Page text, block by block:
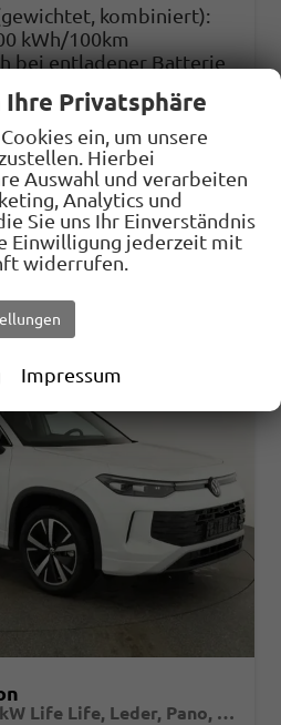
kombiniert):
kWh/100km
bei entladener Batterie
rein elektrischem
18,80 kWh/100km
(EAER): 116 km
kombiniert):B
Batterie: D
kombiniert):
1.5 TSI eHybrid 150 kW Life Life, Leder, Pano, HuD, AHK, AreaView, Side, Navi, Winter, 5-J. Garantie
Privatsphäre
ein, um unsere
Hierbei
Auswahl und verarbeiten
Analytics und
Sie uns Ihr Einverständnis
Einwilligung jederzeit mit
widerrufen.
Impressum